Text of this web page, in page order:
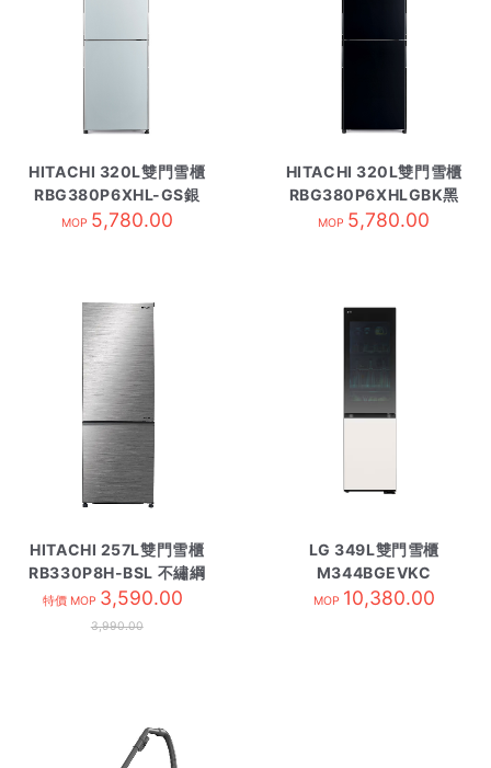
HITACHI 320L雙門雪櫃
RBG380P6XHL-GS銀
玻璃
MOP 5,780.00
HITACHI 320L雙門雪櫃
RBG380P6XHLGBK黑
玻璃
MOP 5,780.00
HITACHI 257L雙門雪櫃
RB330P8H-BSL 不繡綱
特價 MOP 3,590.00
3,990.00
LG 349L雙門雪櫃
M344BGEVKC
MOP 10,380.00